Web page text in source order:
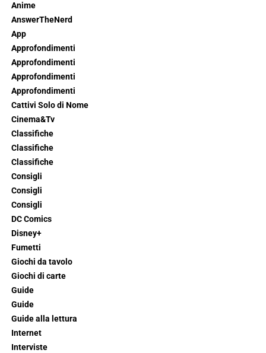
Anime
AnswerTheNerd
App
Approfondimenti
Approfondimenti
Approfondimenti
Approfondimenti
Cattivi Solo di Nome
Cinema&Tv
Classifiche
Classifiche
Classifiche
Consigli
Consigli
Consigli
DC Comics
Disney+
Fumetti
Giochi da tavolo
Giochi di carte
Guide
Guide
Guide alla lettura
Internet
Interviste